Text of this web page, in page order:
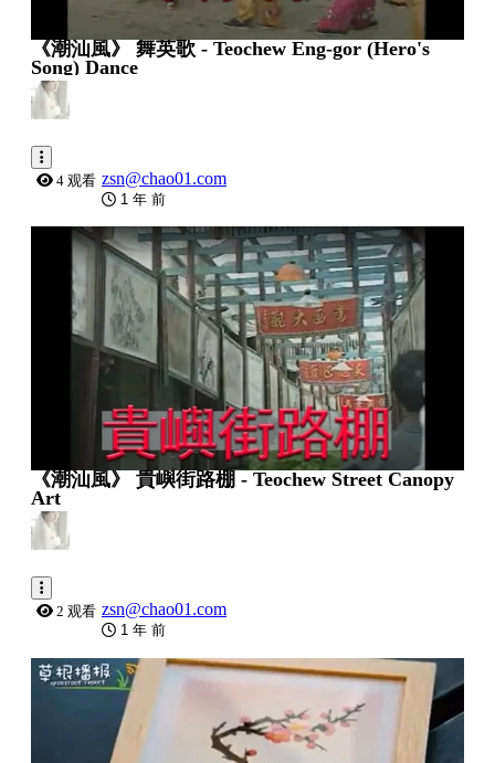
《潮汕風》 舞英歌 - Teochew Eng-gor (Hero's
Song) Dance
4 观看 zsn@chao01.com
1 年 前
0:09:01
《潮汕風》 貴嶼街路棚 - Teochew Street Canopy
Art
2 观看 zsn@chao01.com
1 年 前
0:04:22